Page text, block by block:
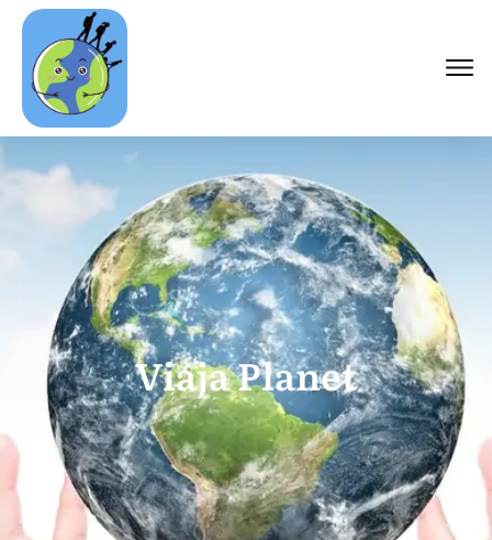
Viaja Planet